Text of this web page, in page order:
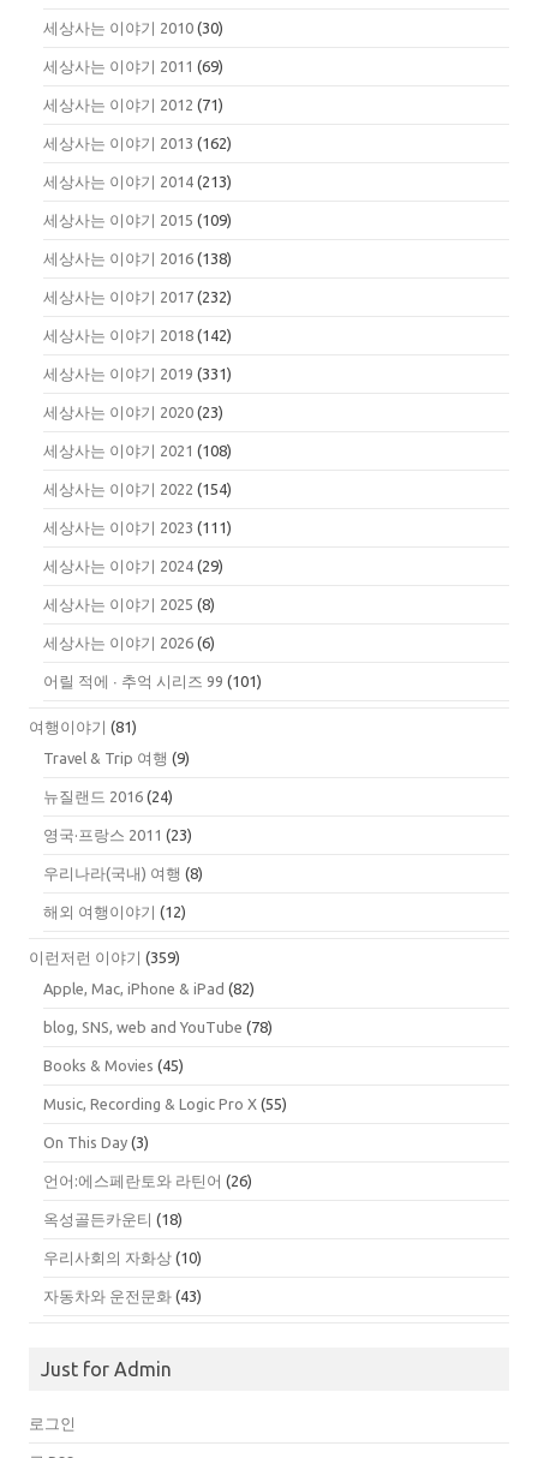
세상사는 이야기 2010 (30)
세상사는 이야기 2011 (69)
세상사는 이야기 2012 (71)
세상사는 이야기 2013 (162)
세상사는 이야기 2014 (213)
세상사는 이야기 2015 (109)
세상사는 이야기 2016 (138)
세상사는 이야기 2017 (232)
세상사는 이야기 2018 (142)
세상사는 이야기 2019 (331)
세상사는 이야기 2020 (23)
세상사는 이야기 2021 (108)
세상사는 이야기 2022 (154)
세상사는 이야기 2023 (111)
세상사는 이야기 2024 (29)
세상사는 이야기 2025 (8)
세상사는 이야기 2026 (6)
어릴 적에 ∙ 추억 시리즈 99 (101)
여행이야기 (81)
Travel & Trip 여행 (9)
뉴질랜드 2016 (24)
영국·프랑스 2011 (23)
우리나라(국내) 여행 (8)
해외 여행이야기 (12)
이런저런 이야기 (359)
Apple, Mac, iPhone & iPad (82)
blog, SNS, web and YouTube (78)
Books & Movies (45)
Music, Recording & Logic Pro X (55)
On This Day (3)
언어:에스페란토와 라틴어 (26)
옥성골든카운티 (18)
우리사회의 자화상 (10)
자동차와 운전문화 (43)
Just for Admin
로그인